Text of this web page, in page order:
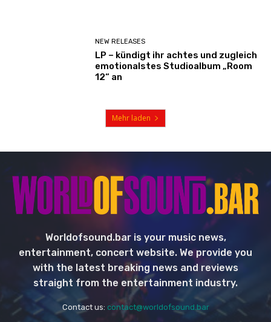
NEW RELEASES
LP – kündigt ihr achtes und zugleich
emotionalstes Studioalbum „Room
12“ an
Mehr laden
Worldofsound.bar is your music news,
entertainment, concert website. We provide you
with the latest breaking news and reviews
straight from the entertainment industry.
Contact us: contact@worldofsound.bar